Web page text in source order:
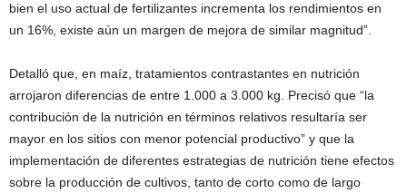
bien el uso actual de fertilizantes incrementa los rendimientos en
un 16%, existe aún un margen de mejora de similar magnitud”.
Detalló que, en maíz, tratamientos contrastantes en nutrición
arrojaron diferencias de entre 1.000 a 3.000 kg. Precisó que “la
contribución de la nutrición en términos relativos resultaría ser
mayor en los sitios con menor potencial productivo” y que la
implementación de diferentes estrategias de nutrición tiene efectos
sobre la producción de cultivos, tanto de corto como de largo